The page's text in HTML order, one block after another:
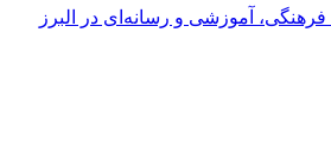
آموزشی و رسانه‌ای در البرز